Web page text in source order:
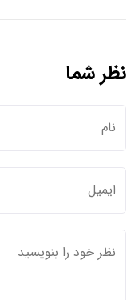
نظر شما